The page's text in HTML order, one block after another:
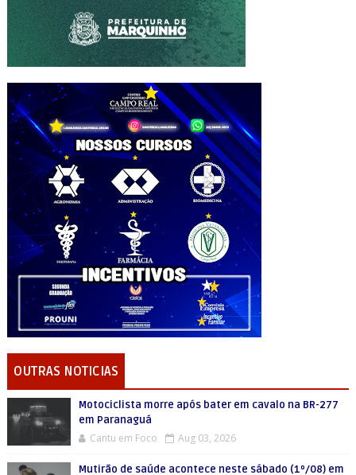
OUTRAS NOTICIAS
Motociclista morre após bater em cavalo na BR-277
em Paranaguá
Cantu em Foco Aug 03, 2026
Mutirão de saúde acontece neste sábado (1º/08) em